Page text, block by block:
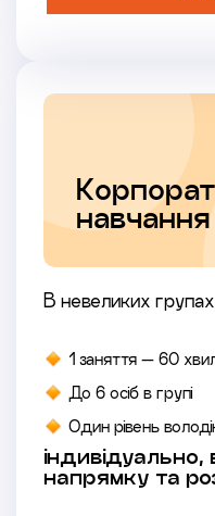
навчання
В невеликих групах
1 заняття — 60
До 6 осіб в групі
Один рівень
індивідуально,
напрямку та